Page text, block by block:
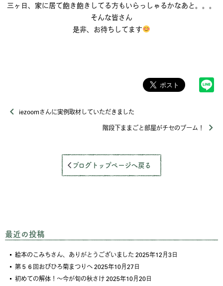
三ヶ日、家に居て飽き飽きしてる方もいらっしゃるかなあと。。。
そんな皆さん
是非、お待ちしてます
iezoomさんに実例取材していただきました
階段下ままごと部屋がチセのブーム！
ブログトップページへ戻る
最近の投稿
絵本のこみちさん、ありがとうございました 2025年12月3日
第５６回おびひろ菊まつりへ2025年10月27日
初めての解体！～今が旬の秋さけ2025年10月20日